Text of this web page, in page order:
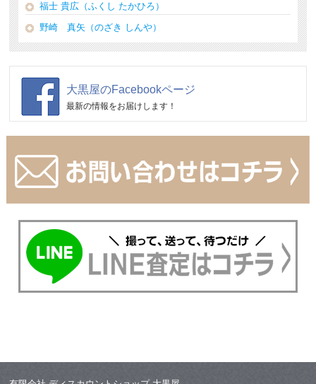
福士 貴広（ふくし たかひろ）
野崎 真矢（のざき しんや）
大黒屋のFacebookページ
最新の情報をお届けします！